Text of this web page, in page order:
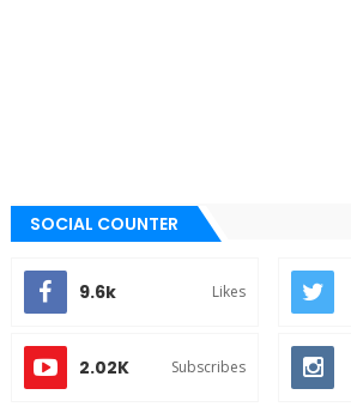
SOCIAL COUNTER
9.6k Likes
2.02K Subscribes